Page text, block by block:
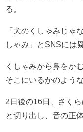
る。
「犬のくしゃみじゃ
しゃみ」とSNSには
くしゃみから鼻をか
そこにいるかのよう
2日後の16日、さく
と切り出し、音の正